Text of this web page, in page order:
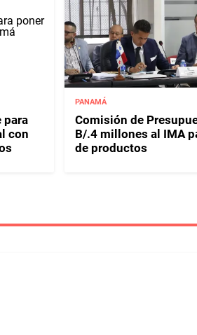
para
con
PANAMÁ
Comisión de
B/.4 millones al IMA
de productos